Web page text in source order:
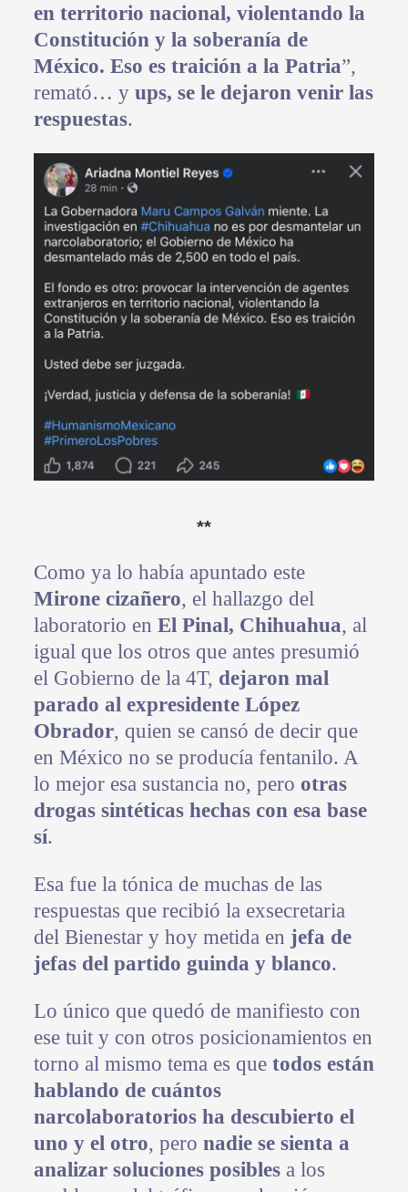
en territorio nacional, violentando la
Constitución y la soberanía de
México. Eso es traición a la Patria”,
remató… y ups, se le dejaron venir las
respuestas.
**
Como ya lo había apuntado este
Mirone cizañero, el hallazgo del
laboratorio en El Pinal, Chihuahua, al
igual que los otros que antes presumió
el Gobierno de la 4T, dejaron mal
parado al expresidente López
Obrador, quien se cansó de decir que
en México no se producía fentanilo. A
lo mejor esa sustancia no, pero otras
drogas sintéticas hechas con esa base
sí.
Esa fue la tónica de muchas de las
respuestas que recibió la exsecretaria
del Bienestar y hoy metida en jefa de
jefas del partido guinda y blanco.
Lo único que quedó de manifiesto con
ese tuit y con otros posicionamientos en
torno al mismo tema es que todos están
hablando de cuántos
narcolaboratorios ha descubierto el
uno y el otro, pero nadie se sienta a
analizar soluciones posiblesa los